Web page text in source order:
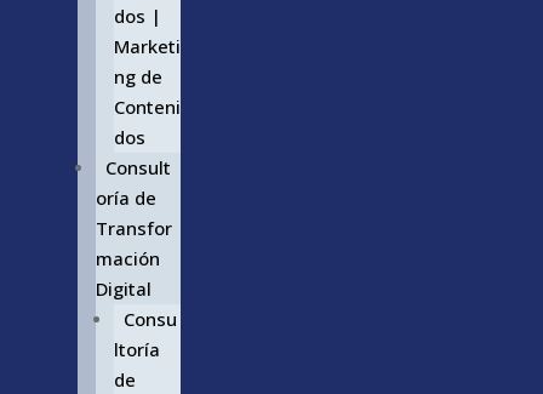
dos |
Marketi
ng de
Conteni
dos
Consult
oría de
Transfor
mación
Digital
Consu
ltoría
de